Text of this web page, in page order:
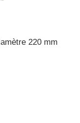
220 mm